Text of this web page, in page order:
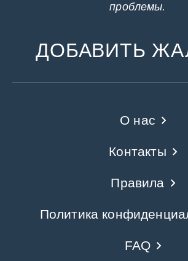
проблемы.
ДОБАВИТЬ
О нас
Контакты
Правила
Политика
FAQ